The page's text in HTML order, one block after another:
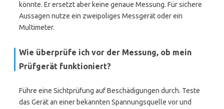
könnte. Er ersetzt aber keine genaue Messung. Für sichere
Aussagen nutze ein zweipoliges Messgerät oder ein
Multimeter.
Wie überprüfe ich vor der Messung, ob mein
Prüfgerät funktioniert?
Führe eine Sichtprüfung auf Beschädigungen durch. Teste
das Gerät an einer bekannten Spannungsquelle vor und